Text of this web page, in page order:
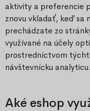
aktivity a preferencie
znovu vkladať, keď sa
prechádzate zo
využívané na účely
prostredníctvom
návštevnícku analyticu.
Aké eshop